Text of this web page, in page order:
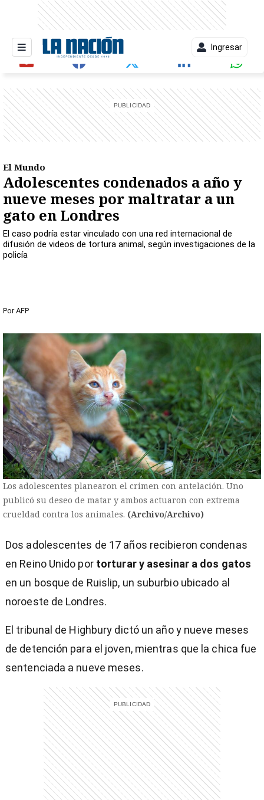
Ingresar
El Mundo
Adolescentes condenados a año y
nueve meses por maltratar a un
gato en Londres
El caso podría estar vinculado con una red internacional de
difusión de videos de tortura animal, según investigaciones de la
policía
Por AFP
Los adolescentes planearon el crimen con antelación. Uno
publicó su deseo de matar y ambos actuaron con extrema
crueldad contra los animales. (Archivo/Archivo)
Dos adolescentes de 17 años recibieron condenas
en Reino Unido por torturar y asesinar a dos gatos
en un bosque de Ruislip, un suburbio ubicado al
noroeste de Londres.
El tribunal de Highbury dictó un año y nueve meses
de detención para el joven, mientras que la chica fue
sentenciada a nueve meses.